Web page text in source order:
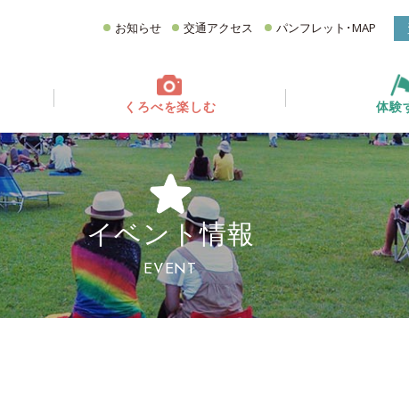
お知らせ 交通アクセス パンフレット･MAP
なとこ？ フォトギャラリー
情報 イベントカレンダー
くろべを楽しむ
CATEGORY
観る・遊ぶ 食べる 買う・お土産
温泉
宿泊施設
イチオシ商品
体験
イベント情報
EVENT